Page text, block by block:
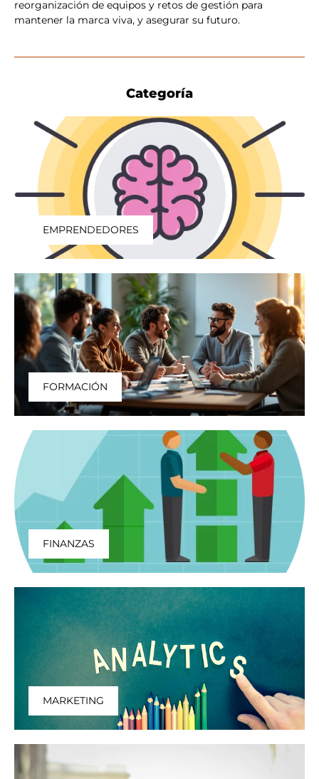
reorganización de equipos y retos de gestión para
mantener la marca viva, y asegurar su futuro.
Categoría
EMPRENDEDORES
FORMACIÓN
FINANZAS
MARKETING